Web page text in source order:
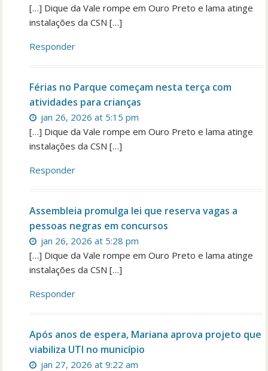
[…] Dique da Vale rompe em Ouro Preto e lama atinge
instalações da CSN […]
Responder
Férias no Parque começam nesta terça com
atividades para crianças
jan 26, 2026 at 5:15 pm
[…] Dique da Vale rompe em Ouro Preto e lama atinge
instalações da CSN […]
Responder
Assembleia promulga lei que reserva vagas a
pessoas negras em concursos
jan 26, 2026 at 5:28 pm
[…] Dique da Vale rompe em Ouro Preto e lama atinge
instalações da CSN […]
Responder
Após anos de espera, Mariana aprova projeto que
viabiliza UTI no município
jan 27, 2026 at 9:22 am